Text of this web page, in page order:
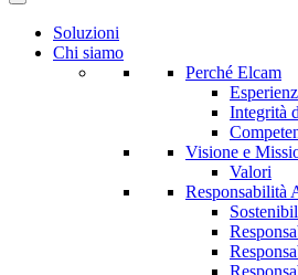
Soluzioni
Chi siamo
Perché Elcam
Integrità
Visione e
Valori
Responsabilità